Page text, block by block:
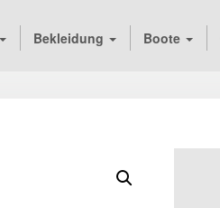
Bekleidung Boote